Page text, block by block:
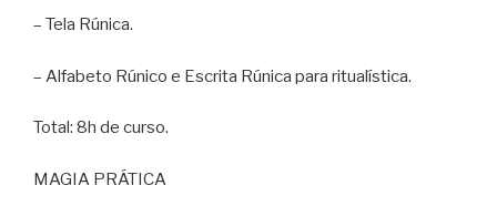
– Tela Rúnica.
– Alfabeto Rúnico e Escrita Rúnica para ritualística.
Total: 8h de curso.
MAGIA PRÁTICA